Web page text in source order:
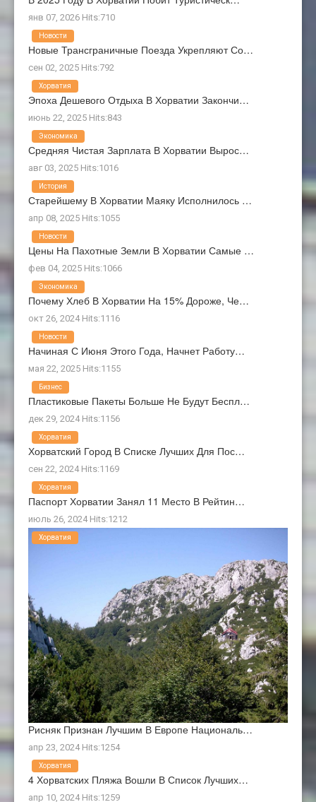
янв 07, 2026 Hits:710
Новые Трансграничные Поезда Укрепляют Со…
сен 02, 2025 Hits:792
Новости
Эпоха Дешевого Отдыха В Хорватии Закончи…
июнь 22, 2025 Hits:843
Хорватия
Средняя Чистая Зарплата В Хорватии Вырос…
авг 03, 2025 Hits:1016
Экономика
Старейшему В Хорватии Маяку Исполнилось …
апр 08, 2025 Hits:1055
История
Цены На Пахотные Земли В Хорватии Самые …
фев 04, 2025 Hits:1066
Новости
Почему Хлеб В Хорватии На 15% Дороже, Че…
окт 26, 2024 Hits:1116
Экономика
Начиная С Июня Этого Года, Начнет Работу…
мая 22, 2025 Hits:1155
Новости
Пластиковые Пакеты Больше Не Будут Беспл…
дек 29, 2024 Hits:1156
Бизнес
Хорватский Город В Списке Лучших Для Пос…
сен 22, 2024 Hits:1169
Хорватия
Паспорт Хорватии Занял 11 Место В Рейтин…
июль 26, 2024 Hits:1212
Хорватия
Рисняк Признан Лучшим В Европе Националь…
апр 23, 2024 Hits:1254
Хорватия
4 Хорватских Пляжа Вошли В Список Лучших…
апр 10, 2024 Hits:1259
Хорватия